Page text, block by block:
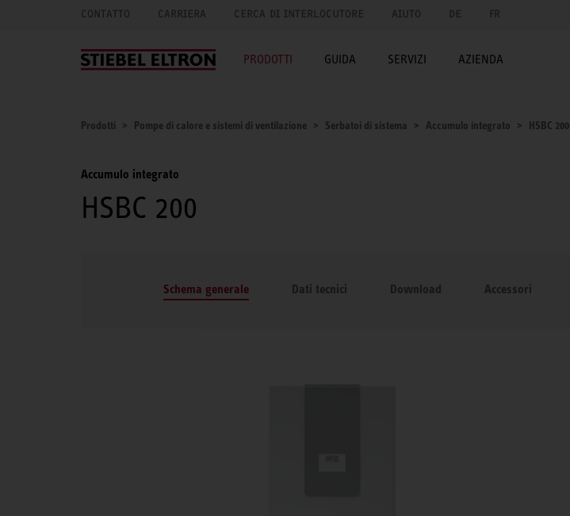
CONTATTO CARRIERA CERCA DI INTERLOCUTORE AIUTO DE FR
PRODOTTI GUIDA SERVIZI AZIENDA
Prodotti Pompe di calore e sistemi di ventilazione Serbatoi di sistema Accumulo integrato HSBC 200
Accumulo integrato
HSBC 200
Schema generale Dati tecnici Download Accessori